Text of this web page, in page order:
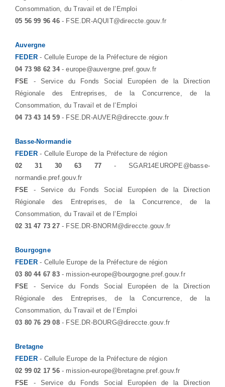
Consommation, du Travail et de l’Emploi
05 56 99 96 46 - FSE.DR-AQUIT@direccte.gouv.fr
Auvergne
FEDER- Cellule Europe de la Préfecture de région
04 73 98 62 34 - europe@auvergne.pref.gouv.fr
FSE - Service du Fonds Social Européen de la Direction
Régionale des Entreprises, de la Concurrence, de la
Consommation, du Travail et de l’Emploi
04 73 43 14 59 - FSE.DR-AUVER@direccte.gouv.fr
Basse-Normandie
FEDER- Cellule Europe de la Préfecture de région
02 31 30 63 77 - SGAR14EUROPE@basse-
normandie.pref.gouv.fr
FSE - Service du Fonds Social Européen de la Direction
Régionale des Entreprises, de la Concurrence, de la
Consommation, du Travail et de l’Emploi
02 31 47 73 27 - FSE.DR-BNORM@direccte.gouv.fr
Bourgogne
FEDER- Cellule Europe de la Préfecture de région
03 80 44 67 83 - mission-europe@bourgogne.pref.gouv.fr
FSE - Service du Fonds Social Européen de la Direction
Régionale des Entreprises, de la Concurrence, de la
Consommation, du Travail et de l’Emploi
03 80 76 29 08 - FSE.DR-BOURG@direccte.gouv.fr
Bretagne
FEDER- Cellule Europe de la Préfecture de région
02 99 02 17 56 - mission-europe@bretagne.pref.gouv.fr
FSE - Service du Fonds Social Européen de la Direction